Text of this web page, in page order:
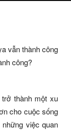
vẫn thành công
công?
thành một xu
cho cuộc sống
việc quan